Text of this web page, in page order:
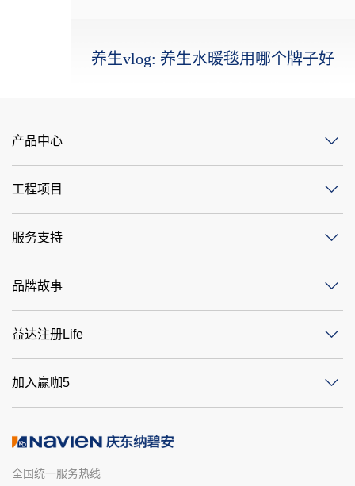
养生vlog: 养生水暖毯用哪个牌子好
产品中心
工程项目
服务支持
品牌故事
益达注册Life
加入赢咖5
全国统一服务热线